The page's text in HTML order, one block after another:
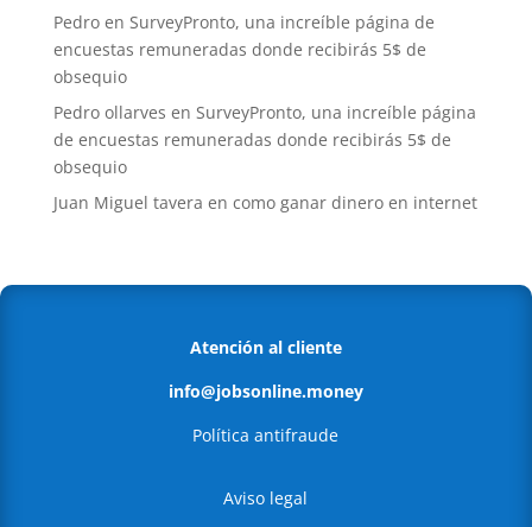
Pedroen SurveyPronto, una increíble página de
encuestas remuneradas donde recibirás 5$ de
obsequio
Pedro ollarves en SurveyPronto, una increíble página
de encuestas remuneradas donde recibirás 5$ de
obsequio
Juan Miguel tavera en como ganar dinero en internet
Atención al cliente
info@jobsonline.money
Política antifraude
Aviso legal